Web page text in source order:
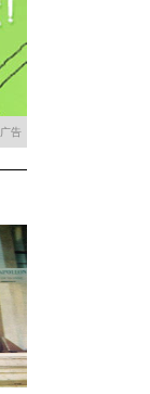
广告